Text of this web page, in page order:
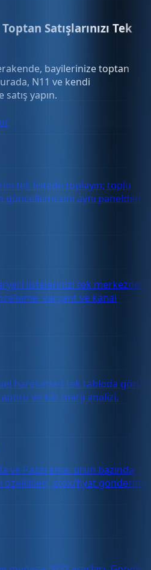
Satışlarınızı Tek
bayilerinize toptan
N11 ve kendi
yapın.
tek listede toplayın; toplu
aynı panelden
listelerinizi tek merkezden
varyant ve kanal
hareketleri tek tabloda görün;
ve kâr marjı analizi.
ve Pazarama: ürün bazında
stok/fiyat gönderimi
SEO araçları, Google
verisiyle senkron mağaza.